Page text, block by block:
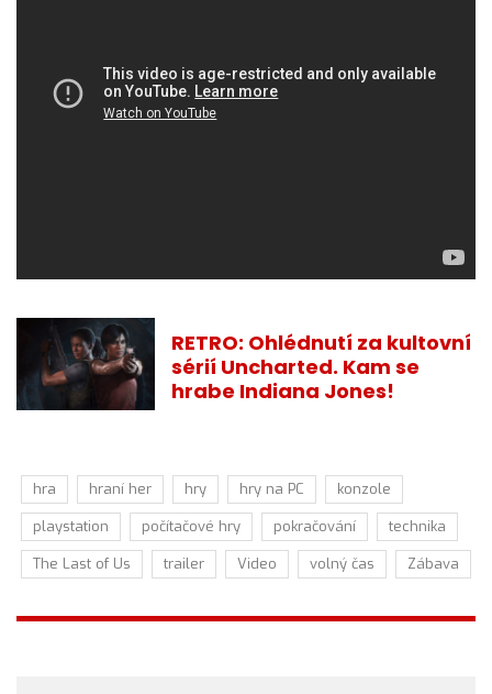
RETRO: Ohlédnutí za kultovní
sérií Uncharted. Kam se
hrabe Indiana Jones!
hra hraní her hry hry na PC
konzole
playstation
počítačové hry pokračování
technika
The Last of Us
trailer Video volný čas Zábava